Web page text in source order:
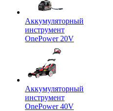
Аккумуляторный
инструмент
OnePower 20V
Аккумуляторный
инструмент
OnePower 40V